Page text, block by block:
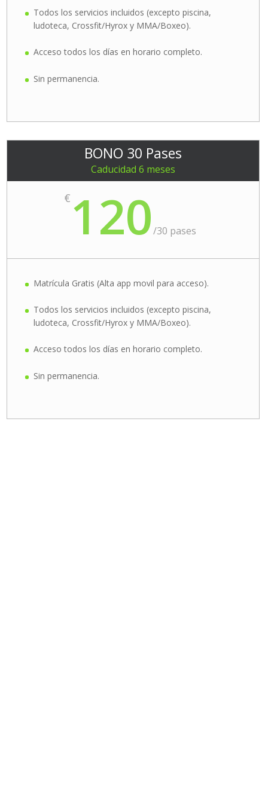
Todos los servicios incluidos (excepto piscina,
ludoteca, Crossfit/Hyrox y MMA/Boxeo).
Acceso todos los días en horario completo.
Sin permanencia.
BONO 30 Pases
Caducidad 6 meses
€ 120/30 pases
Matrícula Gratis (Alta app movil para acceso).
Todos los servicios incluidos (excepto piscina,
ludoteca, Crossfit/Hyrox y MMA/Boxeo).
Acceso todos los días en horario completo.
Sin permanencia.